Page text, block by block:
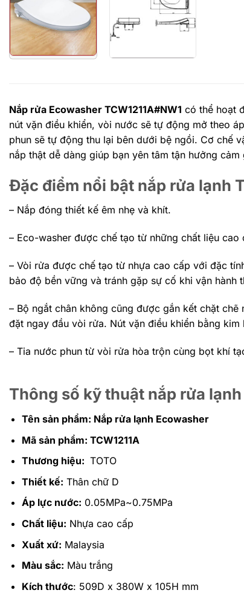
Nắp rửa Ecowasher TCW1211A#NW1 có thể hoạt
nút vặn điều khiển, vòi nước sẽ tự động mở theo
phun sẽ tự động thu lại bên dưới bệ ngồi. Cơ chế
nắp thật dễ dàng giúp bạn yên tâm tận hưởng cảm
Đặc điểm nổi bật nắp rửa lạnh
– Nắp đóng thiết kế êm nhẹ và khít.
– Eco-washer được chế tạo từ những chất liệu
– Vòi rửa được chế tạo từ nhựa cao cấp với đặc
bảo độ bền vững và tránh gặp sự cố khi vận hành
– Bộ ngắt chân không cũng được gắn kết chặt
đặt ngay đầu vòi rửa. Nút vặn điều khiển bằng
– Tia nước phun từ vòi rửa hòa trộn cùng bọt khí
Thông số kỹ thuật nắp rửa lạnh
Tên sản phẩm: Nắp rửa lạnh Ecowasher
Mã sản phẩm: TCW1211A
Thương hiệu: TOTO
Thiết kế: Thân chữ D
Áp lực nước: 0.05MPa~0.75MPa
Chất liệu: Nhựa cao cấp
Xuất xứ: Malaysia
Màu sắc: Màu trắng
Kích thước: 509D x 380W x 105H mm